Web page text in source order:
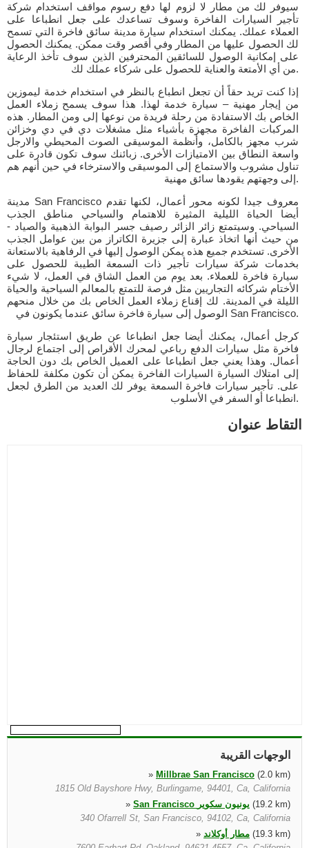
سيوفر لك من مطار لا لزوم لها دفع رسوم مواقف استخدام شركة
تأجير السيارات الفاخرة وسوف تساعدك على جعل انطباعا على
العملاء عملك. يمكنك استخدام سيارة مدينة سائق فاخرة التي تسمح
لك الحصول عليها من المطار وفي أقصر وقت ممكن. يمكنك الحصول
على إمكانية الوصول للسائقين المحترفين الذين سوف تأخذ الرعاية
من أي الأمتعة والعناية للحصول على شركاء عملك لك.
إذا كنت تريد حقاً أن تجعل انطباع بالنظر في استخدام خدمة ليموزين
من إيجار مهنية – سيارة خدمة لهذا. هذا سوف يسمح زملاء العمل
الخاص بك الاستفادة من رحلة فريدة من نوعها إلى ومن المطار. هذه
المركبات الفاخرة مجهزة بأشياء مثل مشغلات دي في دي وخزائن
شرب مجهز بالكامل، وأنظمة الموسيقى الصوت المحيطي والارجل
واسعة النطاق بين الامتيازات الأخرى. زبائنك سوف تكون قادرة على
تناول مشروب والاستماع إلى الموسيقى والاسترخاء في حين أنهم هم
إلى وجهتهم يقودها سائق مهنية.
مدينة San Francisco معروف جيدا لكونه محور أعمال، لكنها تقدم
أيضا الحياة الليلية المثيرة للاهتمام والسياحي مناطق الجذب
السياحي. وسيتمتع زائر الزائر رصيف جسر البوابة الذهبية والصياد -
من حيث أنها اتخاذ عبارة إلى جزيرة الكاتراز من بين عوامل الجذب
الأخرى. تستخدم جميع هذه يمكن الوصول إليها في الرفاهية بالاستعانة
بخدمات شركة سيارات تأجير ذات السمعة الطيبة للحصول على
سيارة فاخرة للعملاء. بعد يوم من العمل الشاق في العمل، لا شيء
الأختام شركائه التجاريين مثل فرصة للتمتع بالمعالم السياحية والحياة
الليلة في المدينة. لك إقناع زملاء العمل الخاص بك من خلال منحهم
الوصول إلى سيارة فاخرة سائق عندما يكونون في San Francisco.
كرجل أعمال، يمكنك أيضا جعل انطباعا عن طريق استئجار سيارة
فاخرة مثل سيارات الدفع رباعي لمحرك الأقراص إلى اجتماع لرجال
أعمال. وهذا يعني جعل انطباعا على العميل الخاص بك دون الحاجة
إلى امتلاك السيارة السيارات الفاخرة يمكن أن تكون مكلفة للحفاظ
على. تأجير سيارات فاخرة السمعة يوفر لك العديد من الطرق لجعل
انطباعا أو السفر في الأسلوب.
التقاط عنوان
الوجهات القريبة
» Millbrae San Francisco (2.0 km)
1815 Old Bayshore Hwy, Burlingame, 94401, Ca, California
»
San Francisco يونيون سكوير
(19.2 km)
340 Ofarrell St, San Francisco, 94102, Ca, California
» مطار أوكلاند
(19.3 km)